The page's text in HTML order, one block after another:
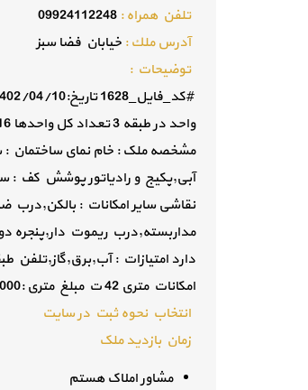
تلفن همراه : 09924112248
آدرس ملك : خیابان فضا سبز
توضيحات :
مشخصه ملک : خام نمای ساختمان :
آبی,پکیج و رادیاتور پوشش کف :
نقاشی سایر امکانات : بالکن,درب
مداربسته,درب ریموت دار,پنجره
امکانات متری 42 ت مبلغ متری :46,000,000 تومان مبلغ کل :3,634,000,000 تومان
انتخاب نحوه ثبت در سایت
مشاور املاک هستم
زمان بازدید ملک